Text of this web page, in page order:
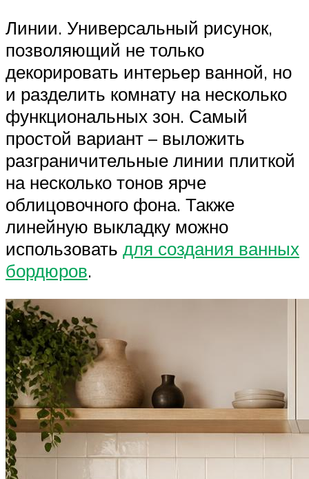
Линии. Универсальный рисунок,
позволяющий не только
декорировать интерьер ванной, но
и разделить комнату на несколько
функциональных зон. Самый
простой вариант – выложить
разграничительные линии плиткой
на несколько тонов ярче
облицовочного фона. Также
линейную выкладку можно
использовать для создания ванных
бордюров.